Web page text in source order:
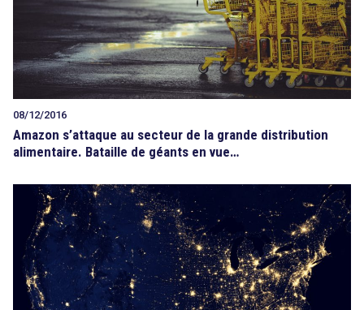
08/12/2016
Amazon s’attaque au secteur de la grande distribution
alimentaire. Bataille de géants en vue…